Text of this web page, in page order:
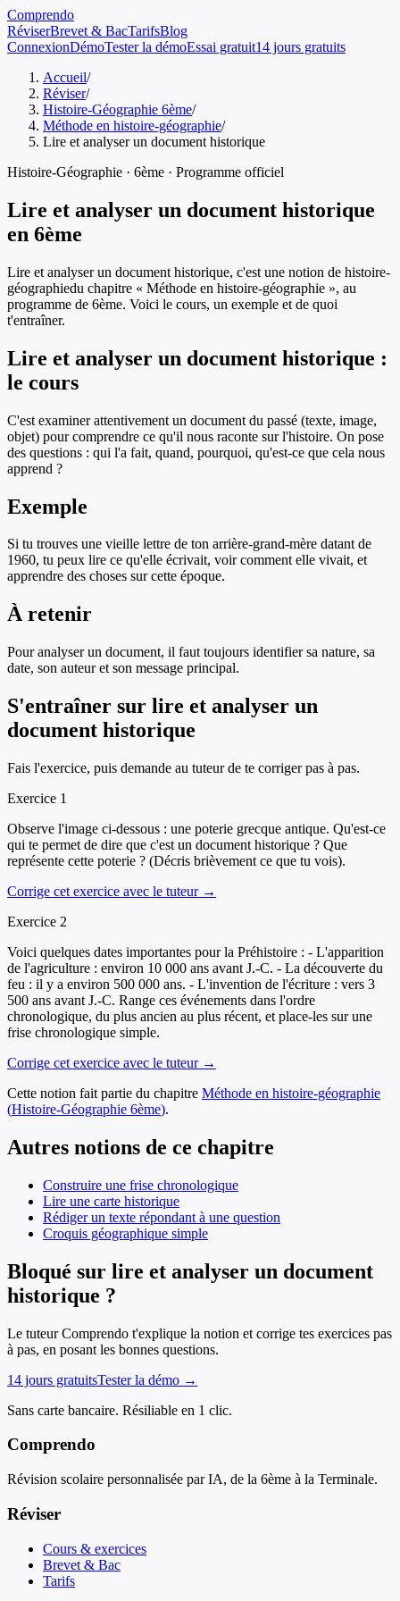
Comprendo
RéviserBrevet & BacTarifsBlog
ConnexionDémoTester la démoEssai gratuit14 jours gratuits
Accueil/
Réviser/
Histoire-Géographie 6ème/
Méthode en histoire-géographie/
Lire et analyser un document historique
Histoire-Géographie · 6ème · Programme officiel
Lire et analyser un document historique
en 6ème
Lire et analyser un document historique, c'est une notion de histoire-
géographiedu chapitre « Méthode en histoire-géographie », au
programme de 6ème. Voici le cours, un exemple et de quoi
t'entraîner.
Lire et analyser un document historique :
le cours
C'est examiner attentivement un document du passé (texte, image,
objet) pour comprendre ce qu'il nous raconte sur l'histoire. On pose
des questions : qui l'a fait, quand, pourquoi, qu'est-ce que cela nous
apprend ?
Exemple
Si tu trouves une vieille lettre de ton arrière-grand-mère datant de
1960, tu peux lire ce qu'elle écrivait, voir comment elle vivait, et
apprendre des choses sur cette époque.
À retenir
Pour analyser un document, il faut toujours identifier sa nature, sa
date, son auteur et son message principal.
S'entraîner sur lire et analyser un
document historique
Fais l'exercice, puis demande au tuteur de te corriger pas à pas.
Exercice 1
Observe l'image ci-dessous : une poterie grecque antique. Qu'est-ce
qui te permet de dire que c'est un document historique ? Que
représente cette poterie ? (Décris brièvement ce que tu vois).
Corrige cet exercice avec le tuteur →
Exercice 2
Voici quelques dates importantes pour la Préhistoire : - L'apparition
de l'agriculture : environ 10 000 ans avant J.-C. - La découverte du
feu : il y a environ 500 000 ans. - L'invention de l'écriture : vers 3
500 ans avant J.-C. Range ces événements dans l'ordre
chronologique, du plus ancien au plus récent, et place-les sur une
frise chronologique simple.
Corrige cet exercice avec le tuteur →
Cette notion fait partie du chapitre Méthode en histoire-géographie
(Histoire-Géographie 6ème).
Autres notions de ce chapitre
Construire une frise chronologique
Lire une carte historique
Rédiger un texte répondant à une question
Croquis géographique simple
Bloqué sur lire et analyser un document
historique ?
Le tuteur Comprendo t'explique la notion et corrige tes exercices pas
à pas, en posant les bonnes questions.
14 jours gratuitsTester la démo →
Sans carte bancaire. Résiliable en 1 clic.
Comprendo
Révision scolaire personnalisée par IA, de la 6ème à la Terminale.
Réviser
Cours & exercices
Brevet & Bac
Tarifs